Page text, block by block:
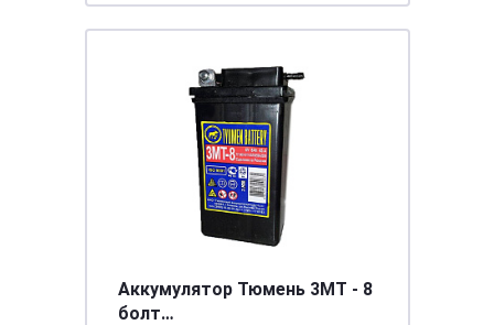
Аккумулятор Тюмень 3МТ - 8
болт